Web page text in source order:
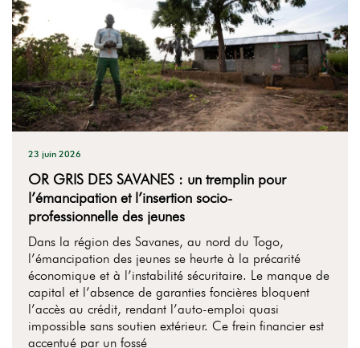
OR GRIS DES SAVANES : un tremplin pour
l’émancipation et l’insertion socio-
professionnelle des jeunes
23 juin 2026
Dans la région des Savanes, au nord du Togo,
l’émancipation des jeunes se heurte à la précarité
économique et à l’instabilité sécuritaire. Le manque de
capital et l’absence de garanties foncières bloquent
l’accès au crédit, rendant l’auto-emploi quasi
impossible sans soutien extérieur. Ce frein financier est
accentué par un fossé